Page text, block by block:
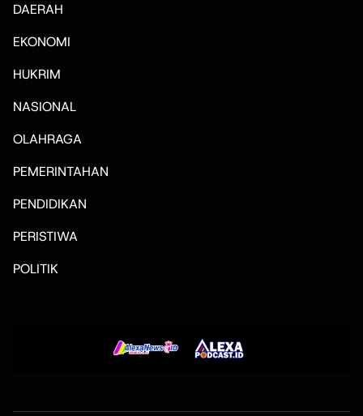
DAERAH
EKONOMI
HUKRIM
NASIONAL
OLAHRAGA
PEMERINTAHAN
PENDIDIKAN
PERISTIWA
POLITIK